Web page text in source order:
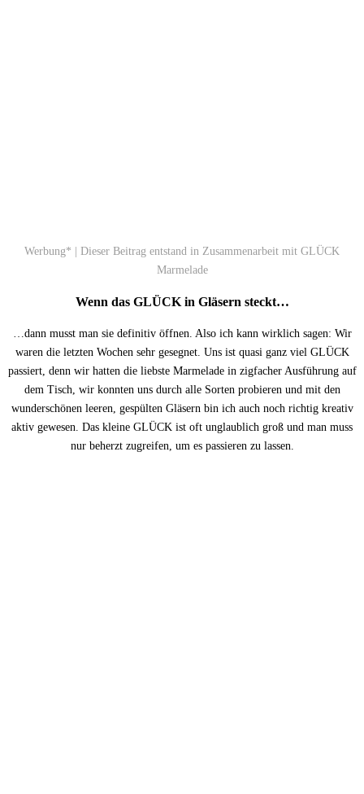
Werbung* | Dieser Beitrag entstand in Zusammenarbeit mit GLÜCK
Marmelade
Wenn das GLÜCK in Gläsern steckt…
…dann musst man sie definitiv öffnen. Also ich kann wirklich sagen: Wir
waren die letzten Wochen sehr gesegnet. Uns ist quasi ganz viel GLÜCK
passiert, denn wir hatten die liebste Marmelade in zigfacher Ausführung auf
dem Tisch, wir konnten uns durch alle Sorten probieren und mit den
wunderschönen leeren, gespülten Gläsern bin ich auch noch richtig kreativ
aktiv gewesen. Das kleine GLÜCK ist oft unglaublich groß und man muss
nur beherzt zugreifen, um es passieren zu lassen.